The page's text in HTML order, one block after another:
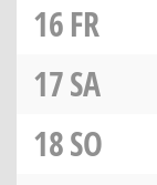
16FR
17SA
18SO